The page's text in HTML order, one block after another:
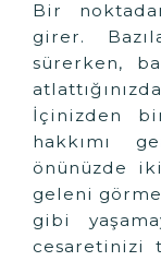
Bir
girer.
sürerken,
İçinizden
hakkımı
önünüzde
geleni
gibi
cesaretinizi